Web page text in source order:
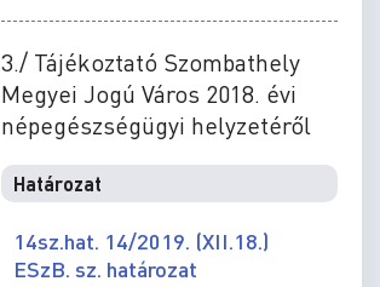
3./ Tájékoztató Szombathely
Megyei Jogú Város 2018. évi
népegészségügyi helyzetéről
Határozat
14sz.hat. 14/2019. (XII.18.)
ESzB. sz. határozat